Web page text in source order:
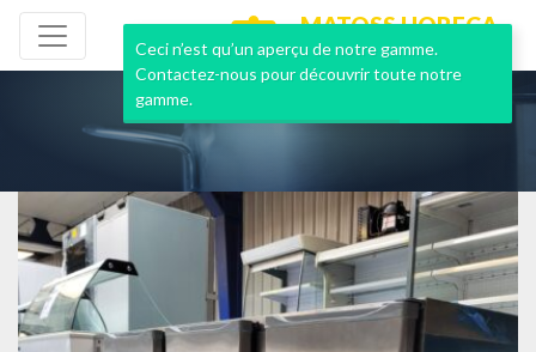
MATOSS HORECA
NEUF & OCCASION
Ceci n’est qu’un aperçu de notre gamme.
Contactez-nous pour découvrir toute notre
gamme.